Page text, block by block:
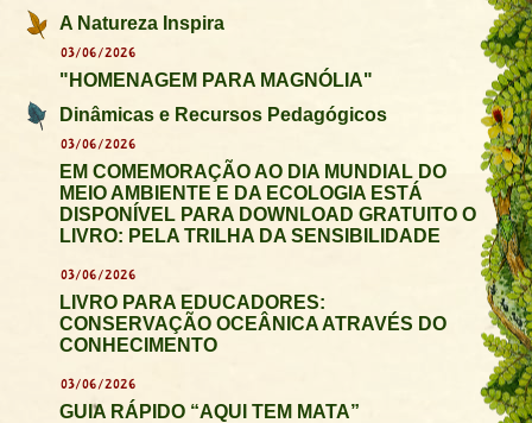
A Natureza Inspira
03/06/2026
"HOMENAGEM PARA MAGNÓLIA"
Dinâmicas e Recursos Pedagógicos
03/06/2026
EM COMEMORAÇÃO AO DIA MUNDIAL DO
MEIO AMBIENTE E DA ECOLOGIA ESTÁ
DISPONÍVEL PARA DOWNLOAD GRATUITO O
LIVRO: PELA TRILHA DA SENSIBILIDADE
03/06/2026
LIVRO PARA EDUCADORES:
CONSERVAÇÃO OCEÂNICA ATRAVÉS DO
CONHECIMENTO
03/06/2026
GUIA RÁPIDO “AQUI TEM MATA”